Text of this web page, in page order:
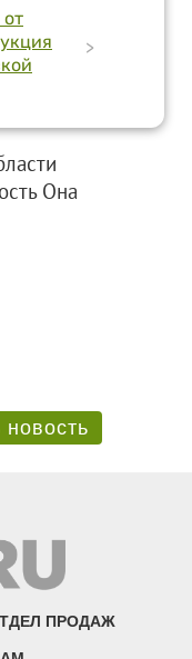
>
Она
ПРОДАЖ